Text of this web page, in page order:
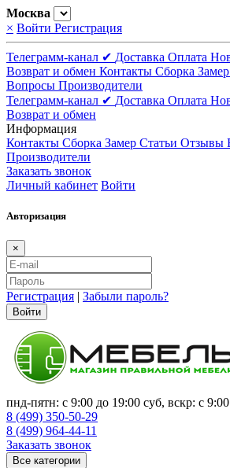
Москва
× Войти Регистрация
Телеграмм-канал ✔ Доставка Оплата
Возврат и обмен Контакты Сборка Замер
Вопросы Производители
Телеграмм-канал ✔ Доставка Оплата
Возврат и обмен
Информация
Контакты Сборка Замер Статьи Отзывы
Производители
Заказать звонок
Личный кабинет Войти
Авторизация
×
Регистрация | Забыли пароль?
Войти
пнд-пятн: с 9:00 до 19:00 суб, вскр: с
8 (499) 350-50-29
8 (499) 964-44-11
Заказать звонок
Все категории